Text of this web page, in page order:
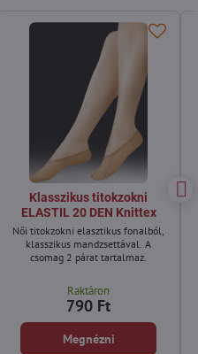
Klasszikus titokzokni
ELASTIL 20 DEN Knittex
Női titokzokni elasztikus fonalból,
klasszikus mandzsettával. A
csomag 2 párat tartalmaz.
Raktáron
790 Ft
Megnézni